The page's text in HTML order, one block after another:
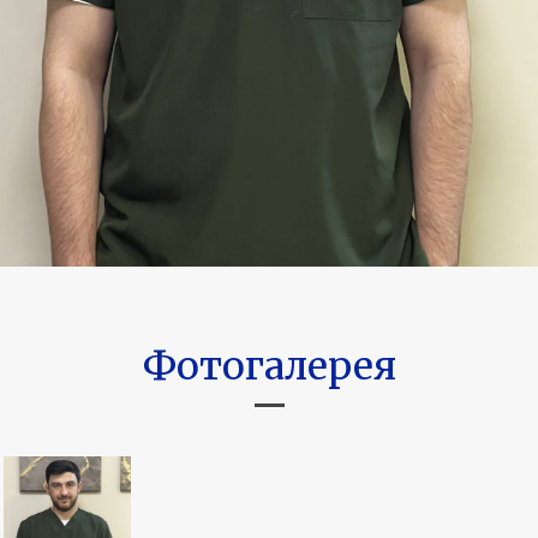
Фотогалерея